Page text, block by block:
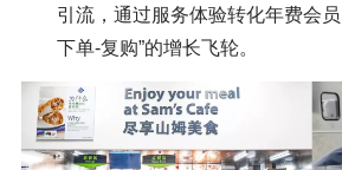
引流，通过服务体验转化年费会
下单-复购”的增长飞轮。